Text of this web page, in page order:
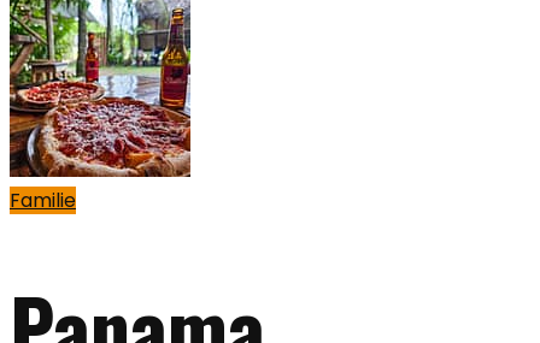
Familie